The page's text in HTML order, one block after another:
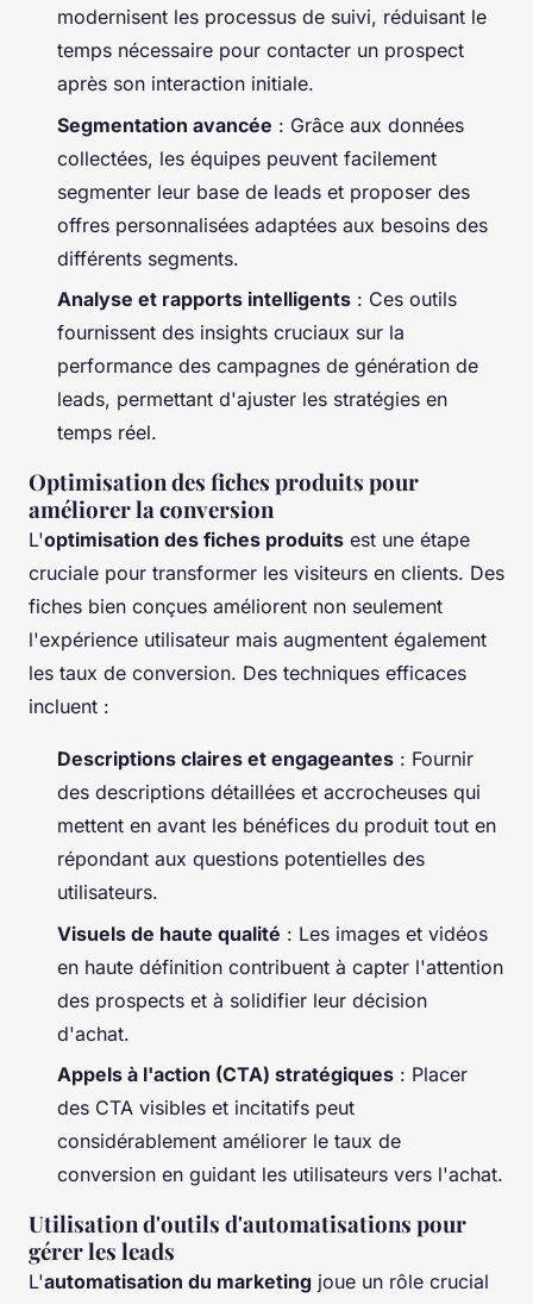
modernisent les processus de suivi, réduisant le
temps nécessaire pour contacter un prospect
après son interaction initiale.
Segmentation avancée : Grâce aux données
collectées, les équipes peuvent facilement
segmenter leur base de leads et proposer des
offres personnalisées adaptées aux besoins des
différents segments.
Analyse et rapports intelligents : Ces outils
fournissent des insights cruciaux sur la
performance des campagnes de génération de
leads, permettant d'ajuster les stratégies en
temps réel.
Optimisation des fiches produits pour
améliorer la conversion
L'optimisation des fiches produits est une étape
cruciale pour transformer les visiteurs en clients. Des
fiches bien conçues améliorent non seulement
l'expérience utilisateur mais augmentent également
les taux de conversion. Des techniques efficaces
incluent :
Descriptions claires et engageantes : Fournir
des descriptions détaillées et accrocheuses qui
mettent en avant les bénéfices du produit tout en
répondant aux questions potentielles des
utilisateurs.
Visuels de haute qualité : Les images et vidéos
en haute définition contribuent à capter l'attention
des prospects et à solidifier leur décision
d'achat.
Appels à l'action (CTA) stratégiques : Placer
des CTA visibles et incitatifs peut
considérablement améliorer le taux de
conversion en guidant les utilisateurs vers l'achat.
Utilisation d'outils d'automatisations pour
gérer les leads
L'automatisation du marketing joue un rôle crucial